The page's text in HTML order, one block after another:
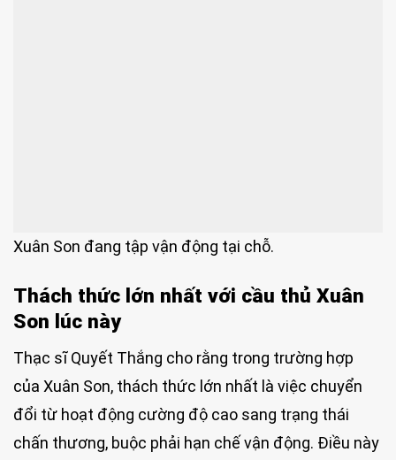
Xuân Son đang tập vận động tại chỗ.
Thách thức lớn nhất với cầu thủ Xuân
Son lúc này
Thạc sĩ Quyết Thắng cho rằng trong trường hợp
của Xuân Son, thách thức lớn nhất là việc chuyển
đổi từ hoạt động cường độ cao sang trạng thái
chấn thương, buộc phải hạn chế vận động. Điều này